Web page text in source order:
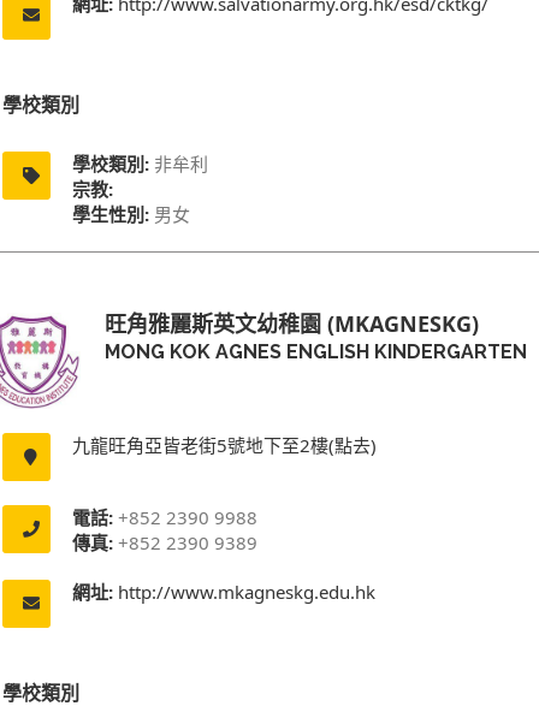
學校類別
學校類別: 非牟利
宗教:
學生性別: 男女
旺角雅麗斯英文幼稚園 (MKAGNESKG)
MONG KOK AGNES ENGLISH KINDERGARTEN
九龍旺角亞皆老街5號地下至2樓(點去)
電話: +852 2390 9988
傳真: +852 2390 9389
網址: http://www.mkagneskg.edu.hk
學校類別